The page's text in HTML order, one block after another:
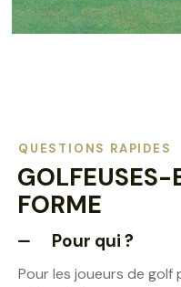
QUESTIONS RAPIDES
GOLFEUSES-
FORME
Pour qui ?
Pour les joueurs de golf